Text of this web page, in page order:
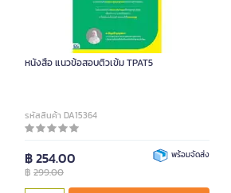
หนังสือ แนวข้อสอบติวเข้ม TPAT5
รหัสสินค้า DA15364
฿ 254.00
฿ 299.00
พร้อมจัดส่ง